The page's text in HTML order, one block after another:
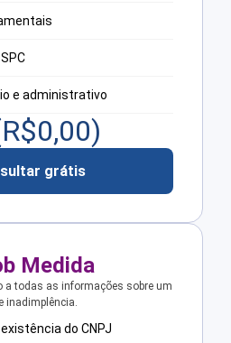
e administrativo
0,00)
grátis
Medida
a todas as informações sobre um
inadimplência.
do CNPJ